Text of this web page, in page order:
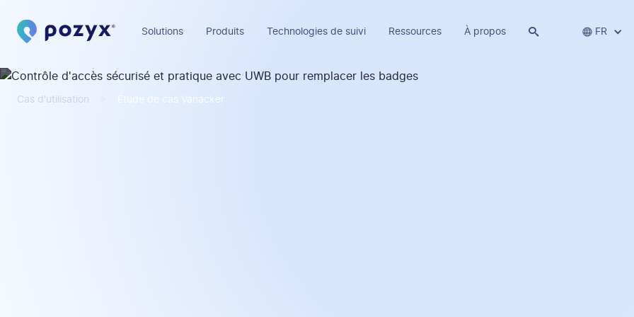
Solutions Produits Technologies de suivi Ressources À propos   FR
Cas d'utilisation Étude de cas Vanacker